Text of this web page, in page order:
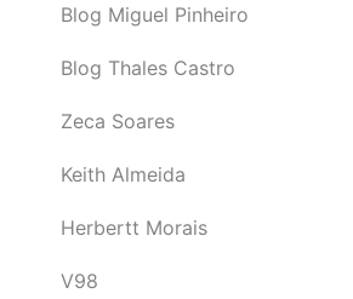
Blog Miguel Pinheiro
Blog Thales Castro
Zeca Soares
Keith Almeida
Herbertt Morais
V98